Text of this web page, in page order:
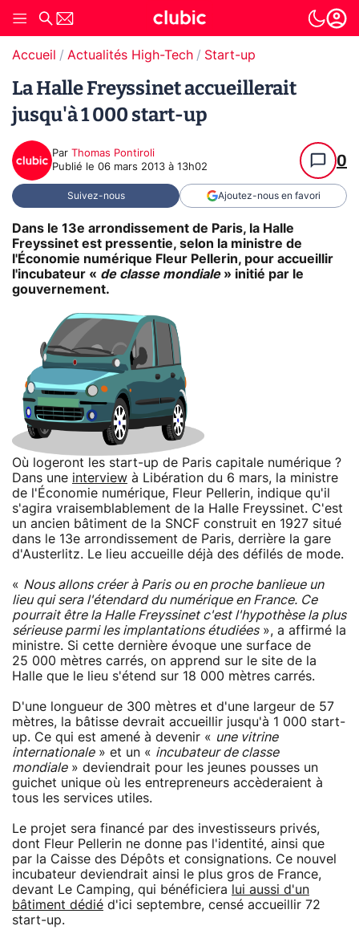
Accueil Actualités High-Tech Start-up
La Halle Freyssinet accueillerait
jusqu'à 1 000 start-up
Par Thomas Pontiroli
Publié le 06 mars 2013 à 13h02 0
Suivez-nous Ajoutez-nous en favori
Dans le 13e arrondissement de Paris, la Halle
Freyssinet est pressentie, selon la ministre de
l'Économie numérique Fleur Pellerin, pour accueillir
l'incubateur « de classe mondiale» initié par le
gouvernement.
Où logeront les start-up de Paris capitale numérique ?
Dans une interview à Libération du 6 mars, la ministre
de l'Économie numérique, Fleur Pellerin, indique qu'il
s'agira vraisemblablement de la Halle Freyssinet. C'est
un ancien bâtiment de la SNCF construit en 1927 situé
dans le 13e arrondissement de Paris, derrière la gare
d'Austerlitz. Le lieu accueille déjà des défilés de mode.
« Nous allons créer à Paris ou en proche banlieue un
lieu qui sera l'étendard du numérique en France. Ce
pourrait être la Halle Freyssinet c'est l'hypothèse la plus
sérieuse parmi les implantations étudiées», a affirmé la
ministre. Si cette dernière évoque une surface de
25 000 mètres carrés, on apprend sur le site de la
Halle que le lieu s'étend sur 18 000 mètres carrés.
D'une longueur de 300 mètres et d'une largeur de 57
mètres, la bâtisse devrait accueillir jusqu'à 1 000 start-
up. Ce qui est amené à devenir « une vitrine
internationale» et un « incubateur de classe
mondiale» deviendrait pour les jeunes pousses un
guichet unique où les entrepreneurs accèderaient à
tous les services utiles.
Le projet sera financé par des investisseurs privés,
dont Fleur Pellerin ne donne pas l'identité, ainsi que
par la Caisse des Dépôts et consignations. Ce nouvel
incubateur deviendrait ainsi le plus gros de France,
devant Le Camping, qui bénéficiera
lui aussi d'un
bâtiment dédié d'ici septembre, censé accueillir 72
start-up.